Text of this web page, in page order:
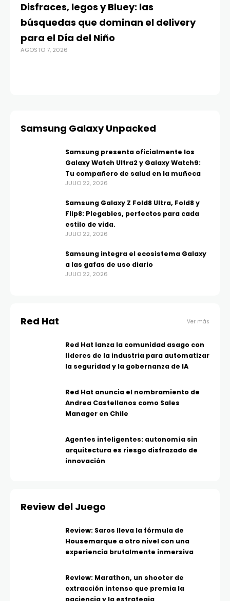
Disfraces, legos y Bluey: las
búsquedas que dominan el delivery
para el Día del Niño
AGOSTO 7, 2026
Samsung Galaxy Unpacked
Samsung presenta oficialmente los
Galaxy Watch Ultra2 y Galaxy Watch9:
Tu compañero de salud en la muñeca
JULIO 22, 2026
Samsung Galaxy Z Fold8 Ultra, Fold8 y
Flip8: Plegables, perfectos para cada
estilo de vida.
JULIO 22, 2026
Samsung integra el ecosistema Galaxy
a las gafas de uso diario
JULIO 22, 2026
Red Hat Ver más
Red Hat lanza la comunidad asago con
líderes de la industria para automatizar
la seguridad y la gobernanza de IA
Red Hat anuncia el nombramiento de
Andrea Castellanos como Sales
Manager en Chile
Agentes inteligentes: autonomía sin
arquitectura es riesgo disfrazado de
innovación
Review del Juego
Review: Saros lleva la fórmula de
Housemarque a otro nivel con una
experiencia brutalmente inmersiva
Review: Marathon, un shooter de
extracción intenso que premia la